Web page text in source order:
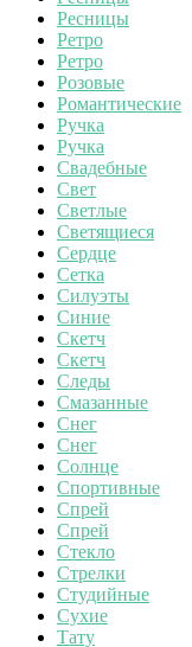
Ресницы
Ретро
Ретро
Розовые
Романтические
Ручка
Ручка
Свадебные
Свет
Светлые
Светящиеся
Сердце
Сетка
Силуэты
Синие
Скетч
Скетч
Следы
Смазанные
Снег
Снег
Солнце
Спортивные
Спрей
Спрей
Стекло
Стрелки
Студийные
Сухие
Тату